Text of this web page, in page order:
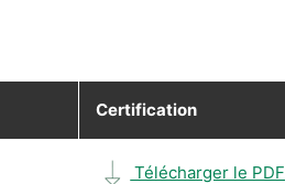
Certification
Télécharger le PDF